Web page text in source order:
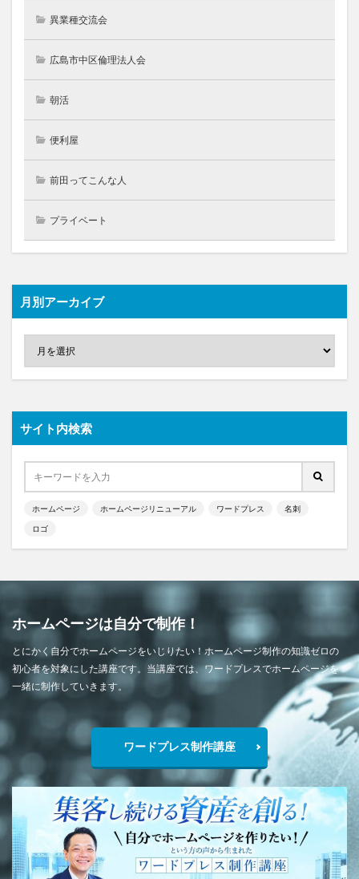
異業種交流会
広島市中区倫理法人会
朝活
便利屋
前田ってこんな人
プライベート
月別アーカイブ
サイト内検索
ホームページ ホームページリニューアル ワードプレス 名刺
ロゴ
ホームページは自分で制作！
とにかく自分でホームページをいじりたい！ホームページ制作の知識ゼロの
初心者を対象にした講座です。当講座では、ワードプレスでホームページを
一緒に制作していきます。
ワードプレス制作講座